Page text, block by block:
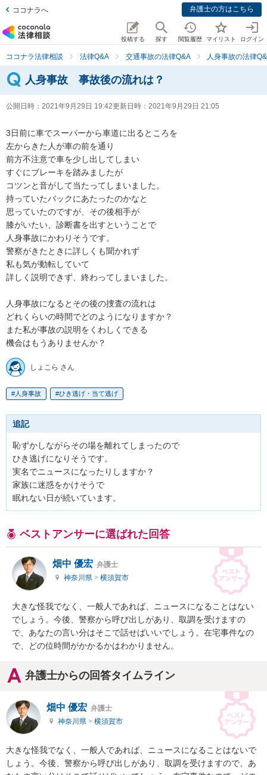
ココナラへ 弁護士の方はこちら
投稿する 探す 閲覧履歴 マイリスト ログイン
ココナラ法律相談 法律Q&A 交通事故の法律Q&A 人身事故の法律
人身事故 事故後の流れは？
公開日時： 2021年9月29日 19:42更新日時： 2021年9月29日 21:05
3日前に車でスーパーから車道に出るところを
左からきた人が車の前を通り
前方不注意で車を少し出してしまい
すぐにブレーキを踏みましたが
コツンと音がして当たってしまいました。
持っていたバックにあたったのかなと
思っていたのですが、その後相手が
膝がいたい、診断書を出すということで
人身事故にかわりそうです。
警察がきたときに詳しくも聞かれず
私も気が動転していて
詳しく説明できず、終わってしまいました。
人身事故になるとその後の捜査の流れは
どれくらいの時間でどのようになりますか？
また私が事故の説明をくわしくできる
機会はもうありませんか？
しょこら さん
人身事故 ひき逃げ・当て逃げ
追記
恥ずかしながらその場を離れてしまったので
ひき逃げになりそうです。
実名でニュースになったりしますか？
家族に迷惑をかけそうで
眠れない日が続いています。
ベストアンサーに選ばれた回答
畑中 優宏 弁護士
神奈川県 > 横須賀市
大きな怪我でなく、一般人であれば、ニュースになることはない
でしょう。今後、警察から呼び出しがあり、取調を受けますの
で、あなたの言い分はそこで話せばいいでしょう。在宅事件なの
で、どの位時間がかかるかはわかりません。
弁護士からの回答タイムライン
畑中 優宏 弁護士
神奈川県 > 横須賀市
大きな怪我でなく、一般人であれば、ニュースになることはないで
しょう。今後、警察から呼び出しがあり、取調を受けますので、あ